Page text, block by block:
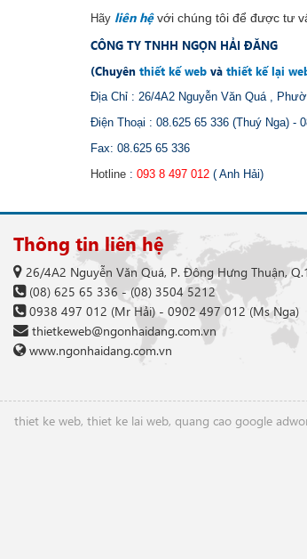
Hãy liên hệvới chúng tôi để được tư
CÔNG TY TNHH NGỌN HẢI ĐĂNG
(Chuyên thiết kế web và thiết kế lại
Địa Chỉ : 26/4A2 Nguyễn Văn Quá ,
Điện Thoại : 08.625 65 336 (Thuý Nga) -
Fax: 08.625 65 336
Hotline : 093 8 497 012 ( Anh Hải)
Thông tin liên hệ
26/4A2 Nguyễn Văn Quá, P. Đông Hưng Thuận,
(08) 625 65 336 -(08) 3504 5212
0938 497 012 (Mr Hải) - 0902 497 012(Ms Nga)
thietkeweb@ngonhaidang.com.vn
www.ngonhaidang.com.vn
thiet ke web, thiet ke lai web, quang cao google